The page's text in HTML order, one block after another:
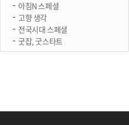
아침N 스페셜
고향 생각
전국시대 스페셜
굿잡, 굿스타트